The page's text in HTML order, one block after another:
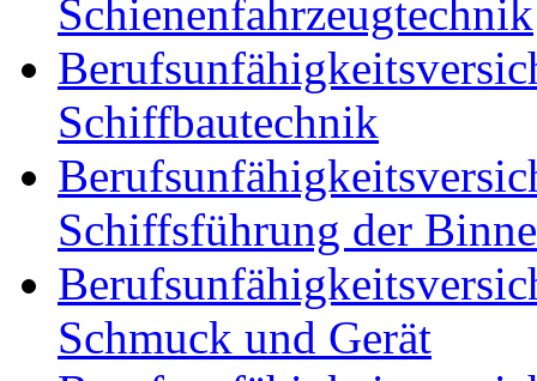
Schienenfahrzeugtechnik
Schiffbautechnik
Schiffsführung der
Schmuck und Gerät